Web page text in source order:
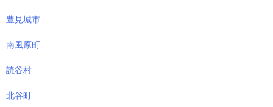
豊見城市
南風原町
読谷村
北谷町